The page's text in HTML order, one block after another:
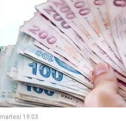
19:03